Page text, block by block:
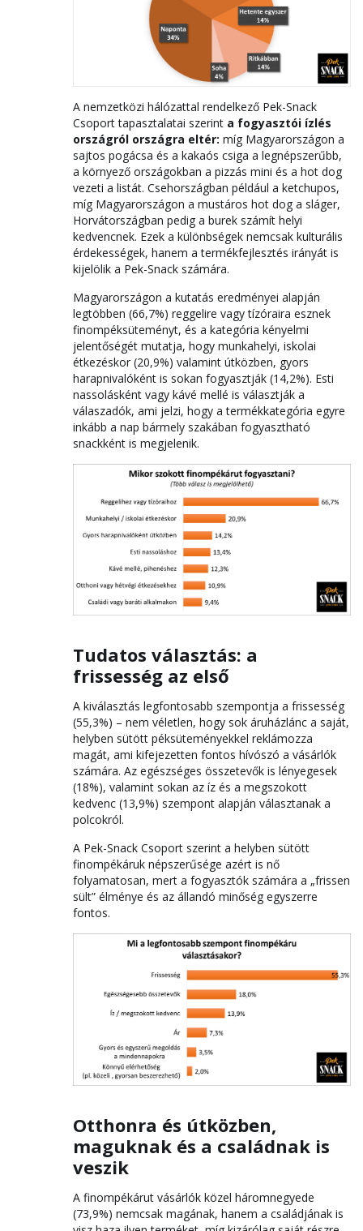
A nemzetközi hálózattal rendelkező Pek-Snack
Csoport tapasztalatai szerint a fogyasztói ízlés
országról országra eltér: míg Magyarországon a
sajtos pogácsa és a kakaós csiga a legnépszerűbb,
a környező országokban a pizzás mini és a hot dog
vezeti a listát. Csehországban például a ketchupos,
míg Magyarországon a mustáros hot dog a sláger,
Horvátországban pedig a burek számít helyi
kedvencnek. Ezek a különbségek nemcsak kulturális
érdekességek, hanem a termékfejlesztés irányát is
kijelölik a Pek-Snack számára.
Magyarországon a kutatás eredményei alapján
legtöbben (66,7%) reggelire vagy tízóraira esznek
finompéksüteményt, és a kategória kényelmi
jelentőségét mutatja, hogy munkahelyi, iskolai
étkezéskor (20,9%) valamint útközben, gyors
harapnivalóként is sokan fogyasztják (14,2%). Esti
nassolásként vagy kávé mellé is választják a
válaszadók, ami jelzi, hogy a termékkategória egyre
inkább a nap bármely szakában fogyasztható
snackként is megjelenik.
Tudatos választás: a
frissesség az első
A kiválasztás legfontosabb szempontja a frissesség
(55,3%) – nem véletlen, hogy sok áruházlánc a saját,
helyben sütött péksüteményekkel reklámozza
magát, ami kifejezetten fontos hívószó a vásárlók
számára. Az egészséges összetevők is lényegesek
(18%), valamint sokan az íz és a megszokott
kedvenc (13,9%) szempont alapján választanak a
polcokról.
A Pek-Snack Csoport szerint a helyben sütött
finompékáruk népszerűsége azért is nő
folyamatosan, mert a fogyasztók számára a „frissen
sült” élménye és az állandó minőség egyszerre
fontos.
Otthonra és útközben,
maguknak és a családnak is
veszik
A finompékárut vásárlók közel háromnegyede
(73,9%) nemcsak magának, hanem a családjának is